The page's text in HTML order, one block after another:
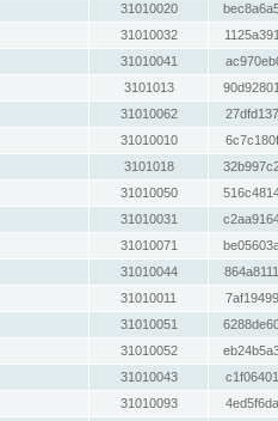
31010020
31010032
31010041
3101013
31010062
31010010
3101018
31010050
31010031
31010071
31010044
31010011
31010051
31010052
31010043
31010093